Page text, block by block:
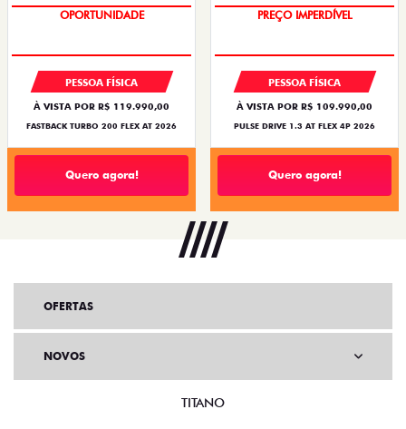
OPORTUNIDADE
PESSOA FÍSICA
À VISTA POR R$ 119.990,00
FASTBACK TURBO 200 FLEX AT 2026
Quero agora!
O SUV AUTOMÁTICO MAIS
BARATO DO BRASIL
PESSOA FÍSICA
À VISTA POR R$ 109.990,00
PULSE DRIVE 1.3 AT FLEX 4P 2026
Quero agora!
OFERTAS
NOVOS
TITANO